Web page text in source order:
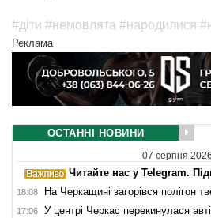
#діти #немовлята #народилися
Реклама
ОСТАННІ НОВИНИ
07 серпня 2026
Читайте нас у Telegram.
18:08 На Черкащині загорівся полігон
17:06 У центрі Черкас перекинулася